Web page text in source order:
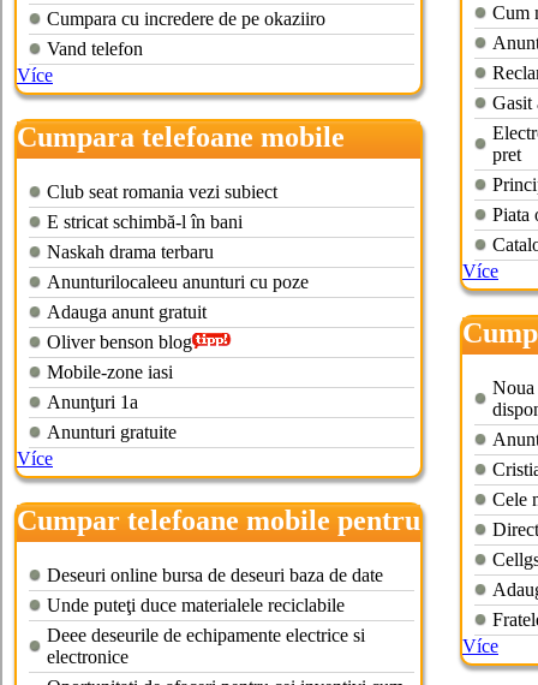
Cumpara cu incredere de pe okaziiro
Vand telefon
Více
Cumpara telefoane mobile
second hand
Club seat romania vezi subiect
E stricat schimbă-l în bani
Naskah drama terbaru
Anunturilocaleeu anunturi cu poze
Adauga anunt gratuit
Oliver benson blog
Mobile-zone iasi
Anunţuri 1a
Anunturi gratuite
Více
Cumpar telefoane mobile pentru
reciclare
Deseuri online bursa de deseuri baza de date
Unde puteţi duce materialele reciclabile
Deee deseurile de echipamente electrice si
electronice
Cum
Gasit
pret
Piata
Více
Cele
Více